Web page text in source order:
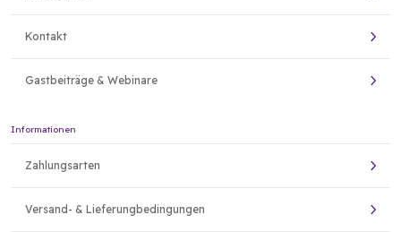
Kontakt
Gastbeiträge & Webinare
Informationen
Zahlungsarten
Versand- & Lieferungbedingungen